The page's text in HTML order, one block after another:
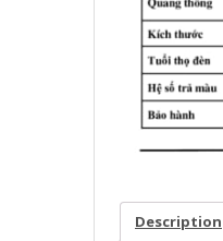
Description